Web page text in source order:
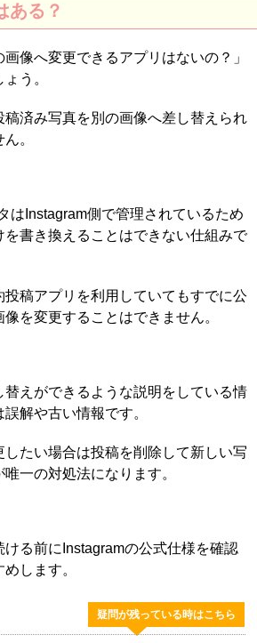
ある？
画像へ変更できるアプリはないの？」
う。
稿済み写真を別の画像へ差し替えられ
。
はInstagram側で管理されているため
書き換えることはできない仕組みで
稿アプリを利用していてもすでに公
を変更することはできません。
替えができるような説明をしている情
解や古い情報です。
たい場合は投稿を削除して新しい写
一の対処法になります。
る前にInstagramの公式仕様を確認
します。
疑問が残っている時はこちら